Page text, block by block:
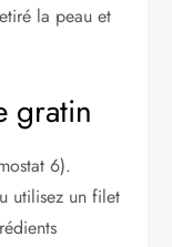
la peau et
gratin
6).
utilisez un filet